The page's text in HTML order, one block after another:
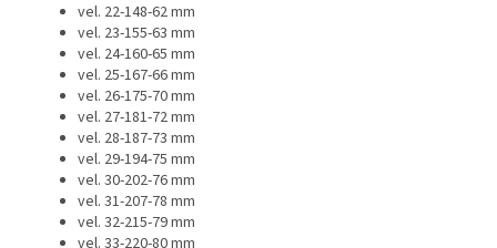
vel. 22-148-62 mm
vel. 23-155-63 mm
vel. 24-160-65 mm
vel. 25-167-66 mm
vel. 26-175-70 mm
vel. 27-181-72 mm
vel. 28-187-73 mm
vel. 29-194-75 mm
vel. 30-202-76 mm
vel. 31-207-78 mm
vel. 32-215-79 mm